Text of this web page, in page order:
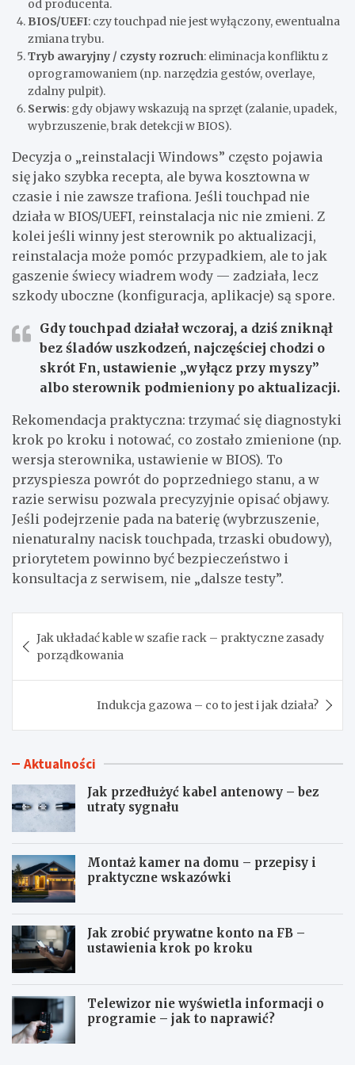
od producenta.
BIOS/UEFI: czy touchpad nie jest wyłączony, ewentualna
zmiana trybu.
Tryb awaryjny / czysty rozruch: eliminacja konfliktu z
oprogramowaniem (np. narzędzia gestów, overlaye,
zdalny pulpit).
Serwis: gdy objawy wskazują na sprzęt (zalanie, upadek,
wybrzuszenie, brak detekcji w BIOS).
Decyzja o „reinstalacji Windows” często pojawia
się jako szybka recepta, ale bywa kosztowna w
czasie i nie zawsze trafiona. Jeśli touchpad nie
działa w BIOS/UEFI, reinstalacja nic nie zmieni. Z
kolei jeśli winny jest sterownik po aktualizacji,
reinstalacja może pomóc przypadkiem, ale to jak
gaszenie świecy wiadrem wody — zadziała, lecz
szkody uboczne (konfiguracja, aplikacje) są spore.
Gdy touchpad działał wczoraj, a dziś zniknął
bez śladów uszkodzeń, najczęściej chodzi o
skrót Fn, ustawienie „wyłącz przy myszy”
albo sterownik podmieniony po aktualizacji.
Rekomendacja praktyczna: trzymać się diagnostyki
krok po kroku i notować, co zostało zmienione (np.
wersja sterownika, ustawienie w BIOS). To
przyspiesza powrót do poprzedniego stanu, a w
razie serwisu pozwala precyzyjnie opisać objawy.
Jeśli podejrzenie pada na baterię (wybrzuszenie,
nienaturalny nacisk touchpada, trzaski obudowy),
priorytetem powinno być bezpieczeństwo i
konsultacja z serwisem, nie „dalsze testy”.
wpisu
Jak układać kable w szafie rack – praktyczne zasady
porządkowania
Indukcja gazowa – co to jest i jak działa?
Aktualności
Jak przedłużyć kabel antenowy – bez
utraty sygnału
Montaż kamer na domu – przepisy i
praktyczne wskazówki
Jak zrobić prywatne konto na FB –
ustawienia krok po kroku
Telewizor nie wyświetla informacji o
programie – jak to naprawić?
J
M